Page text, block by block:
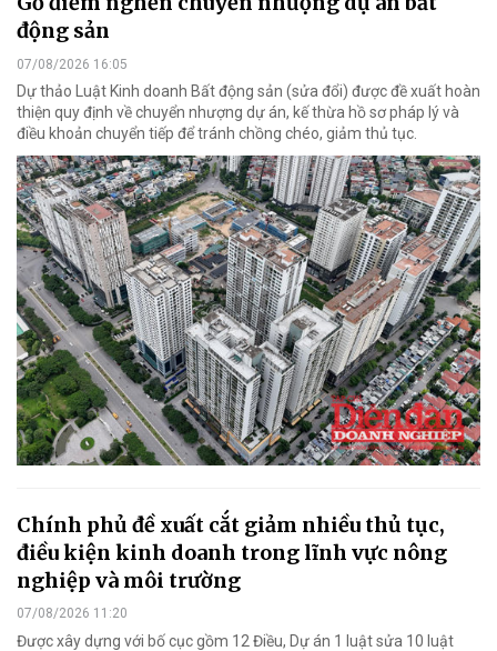
động sản
07/08/2026 16:05
Dự thảo Luật Kinh doanh Bất động sản (sửa đổi) được đề xuất hoàn
thiện quy định về chuyển nhượng dự án, kế thừa hồ sơ pháp lý và
điều khoản chuyển tiếp để tránh chồng chéo, giảm thủ tục.
Chính phủ đề xuất cắt giảm nhiều thủ tục,
điều kiện kinh doanh trong lĩnh vực nông
nghiệp và môi trường
07/08/2026 11:20
Được xây dựng với bố cục gồm 12 Điều, Dự án 1 luật sửa 10 luật